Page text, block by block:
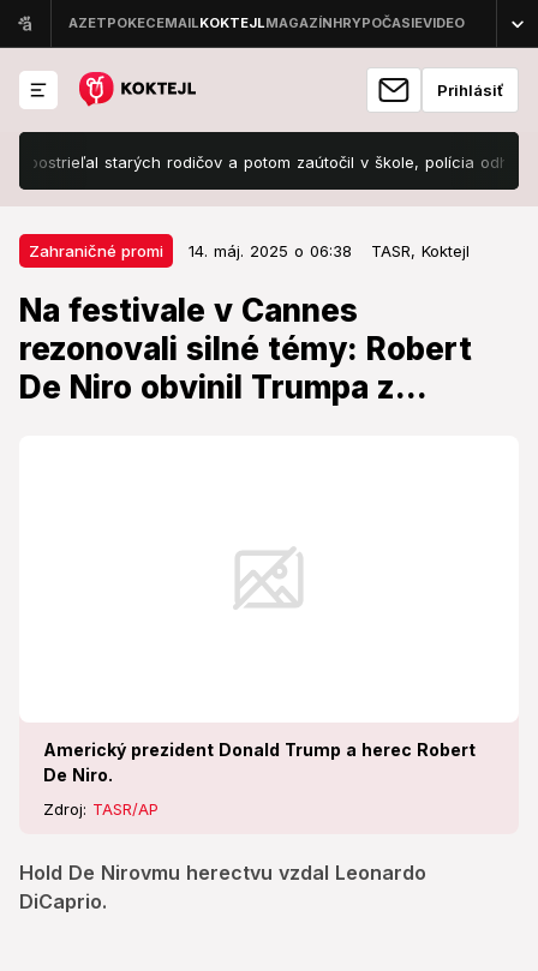
Prihlásiť
starých rodičov a potom zaútočil v škole, polícia odhalila desivé
Zahraničné promi 14. máj. 2025 o 06:38 TASR, Koktejl
Na festivale v Cannes
rezonovali silné témy: Robert
De Niro obvinil Trumpa z...
Americký prezident Donald Trump a herec Robert
De Niro.
Zdroj: TASR/AP
Hold De Nirovmu herectvu vzdal Leonardo
DiCaprio.
Zahraničné promi 14. máj. 2025 o 06:38
Na festivale v Cannes rezonovali
silné témy: Robert De Niro obvinil
Trumpa z...